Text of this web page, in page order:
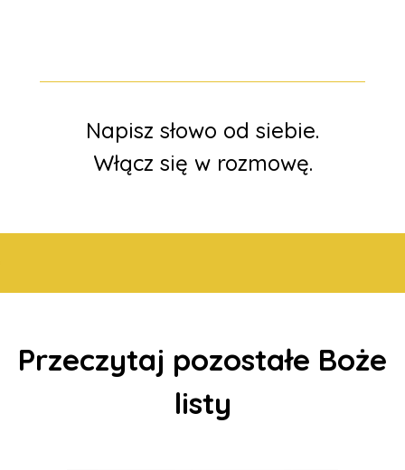
Napisz słowo od siebie.
Włącz się w rozmowę.
Przeczytaj pozostałe Boże
listy